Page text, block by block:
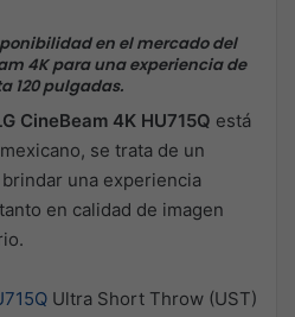
en el mercado del
4K para una experiencia de
120 pulgadas.
CineBeam 4K HU715Q está
se trata de un
una experiencia
en calidad de imagen
Ultra Short Throw (UST)